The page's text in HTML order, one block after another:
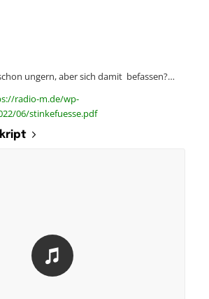
ungern, aber sich damit befassen?…
radio-m.de/wp-
06/stinkefuesse.pdf